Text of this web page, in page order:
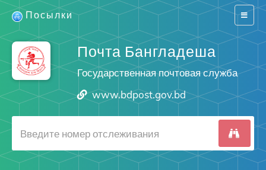
Switch
Посылки
Почта Бангладеша
Государственная почтовая служба
www.bdpost.gov.bd